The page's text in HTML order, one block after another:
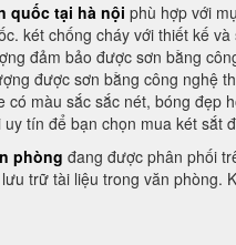
quốc tại hà nội phù hợp với
két chống cháy với thiết kế
đảm bảo được sơn bằng
được sơn bằng công nghệ
có màu sắc sắc nét, bóng
tín để bạn chọn mua két sắt
phòng đang được phân phối
trữ tài liệu trong văn